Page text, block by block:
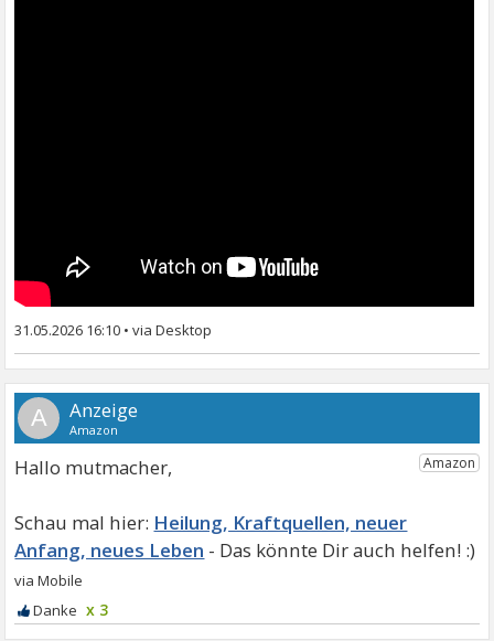
31.05.2026 16:10 •
A
Hallo mutmacher,
Heilung, Kraftquellen, neuer
Anfang, neues Leben
x 3